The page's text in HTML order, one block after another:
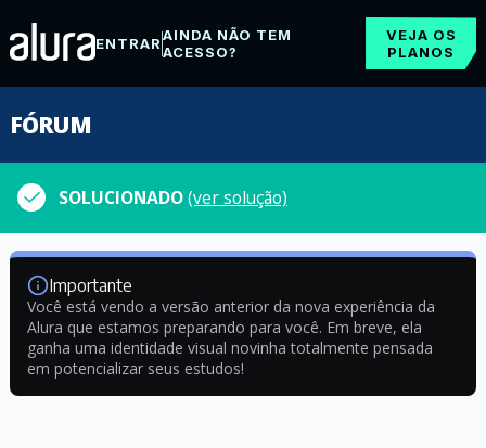
ENTRARAINDA NÃO TEM
ACESSO?
VEJA OS
PLANOS
FÓRUM
SOLUCIONADO(ver solução)
Importante
Você está vendo a versão anterior da nova experiência da
Alura que estamos preparando para você. Em breve, ela
ganha uma identidade visual novinha totalmente pensada
em potencializar seus estudos!